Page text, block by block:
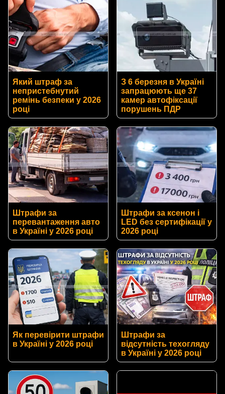
Який штраф за
непристебнутий
ремінь безпеки у 2026
році
З 6 березня в Україні
запрацюють ще 37
камер автофіксації
порушень ПДР
Штрафи за
перевантаження авто
в Україні у 2026 році
Штрафи за ксенон і
LED без сертифікації у
2026 році
Як перевірити штрафи
в Україні у 2026 році
Штрафи за
відсутність техогляду
в Україні у 2026 році